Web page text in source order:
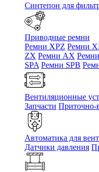
Синтепон для
Приводные ремни
Ремни XPZ Ремни
ZX Ремни AX
SPA Ремни SPB
Вентиляционные
Запчасти Приточно-
Автоматика для
Датчики давления